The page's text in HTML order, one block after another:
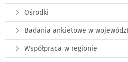
Ośrodki
Badania ankietowe w
Współpraca w regionie